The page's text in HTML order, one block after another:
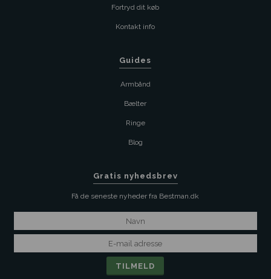
Fortryd dit køb
Kontakt info
Guides
Armbånd
Bælter
Ringe
Blog
Gratis nyhedsbrev
Få de seneste nyheder fra Bestman.dk